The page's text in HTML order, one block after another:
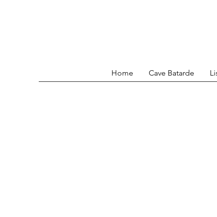
Home Cave Batarde